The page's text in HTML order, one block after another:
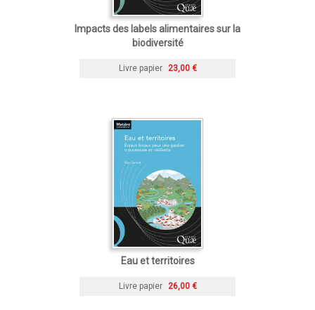
Impacts des labels alimentaires sur la
biodiversité
Livre papier 23,00 €
Eau et territoires
Livre papier 26,00 €